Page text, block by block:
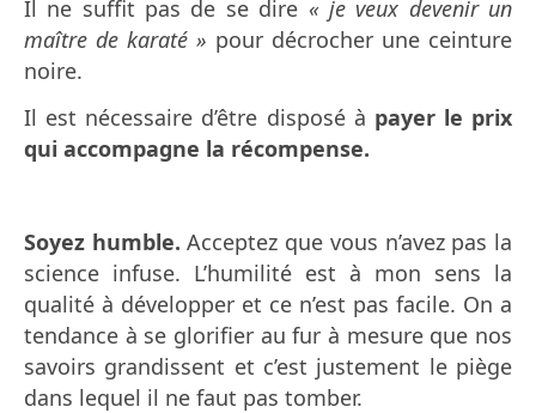
Il ne suffit pas de se dire « je veux devenir un
maître de karaté » pour décrocher une ceinture
noire.
Il est nécessaire d’être disposé à payer le prix
qui accompagne la récompense.
Soyez humble. Acceptez que vous n’avez pas la
science infuse. L’humilité est à mon sens la
qualité à développer et ce n’est pas facile. On a
tendance à se glorifier au fur à mesure que nos
savoirs grandissent et c’est justement le piège
dans lequel il ne faut pas tomber.